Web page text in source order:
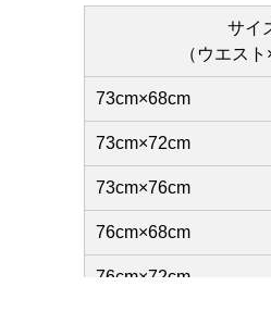
サイ
（ウエスト
73cm×68cm
73cm×72cm
73cm×76cm
76cm×68cm
76cm×72cm